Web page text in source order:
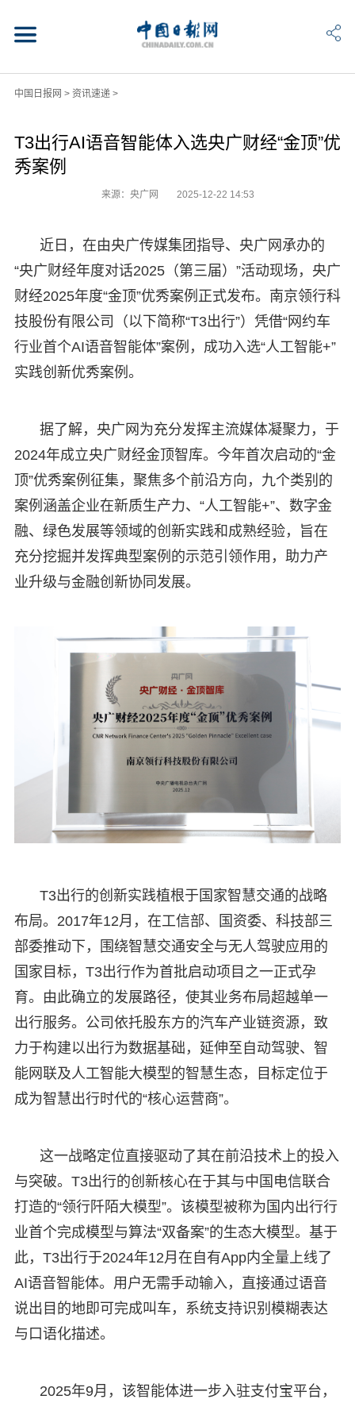
中国日报网 > 资讯速递>
T3出行AI语音智能体入选央广财经“金顶”优
秀案例
来源：央广网 2025-12-22 14:53
近日，在由央广传媒集团指导、央广网承办的
“央广财经年度对话2025（第三届）”活动现场，央广
财经2025年度“金顶”优秀案例正式发布。南京领行科
技股份有限公司（以下简称“T3出行”）凭借“网约车
行业首个AI语音智能体”案例，成功入选“人工智能+”
实践创新优秀案例。
据了解，央广网为充分发挥主流媒体凝聚力，于
2024年成立央广财经金顶智库。今年首次启动的“金
顶”优秀案例征集，聚焦多个前沿方向，九个类别的
案例涵盖企业在新质生产力、“人工智能+”、数字金
融、绿色发展等领域的创新实践和成熟经验，旨在
充分挖掘并发挥典型案例的示范引领作用，助力产
业升级与金融创新协同发展。
T3出行的创新实践植根于国家智慧交通的战略
布局。2017年12月，在工信部、国资委、科技部三
部委推动下，围绕智慧交通安全与无人驾驶应用的
国家目标，T3出行作为首批启动项目之一正式孕
育。由此确立的发展路径，使其业务布局超越单一
出行服务。公司依托股东方的汽车产业链资源，致
力于构建以出行为数据基础，延伸至自动驾驶、智
能网联及人工智能大模型的智慧生态，目标定位于
成为智慧出行时代的“核心运营商”。
这一战略定位直接驱动了其在前沿技术上的投入
与突破。T3出行的创新核心在于其与中国电信联合
打造的“领行阡陌大模型”。该模型被称为国内出行行
业首个完成模型与算法“双备案”的生态大模型。基于
此，T3出行于2024年12月在自有App内全量上线了
AI语音智能体。用户无需手动输入，直接通过语音
说出目的地即可完成叫车，系统支持识别模糊表达
与口语化描述。
2025年9月，该智能体进一步入驻支付宝平台，